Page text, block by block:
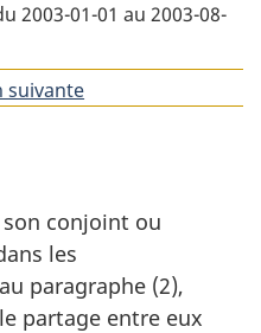
2003-01-01 au 2003-08-
suivante
conjoint ou
les
paragraphe (2),
partage entre eux